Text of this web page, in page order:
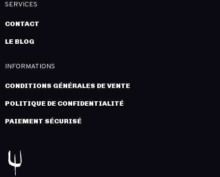
SERVICES
CONTACT
LE BLOG
INFORMATIONS
CONDITIONS GÉNÉRALES DE VENTE
POLITIQUE DE CONFIDENTIALITÉ
PAIEMENT SÉCURISÉ